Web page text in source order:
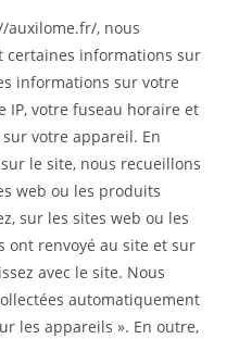
auxilome.fr/, nous
certaines informations sur
informations sur votre
IP, votre fuseau horaire et
votre appareil. En
le site, nous recueillons
web ou les produits
sur les sites web ou les
ont renvoyé au site et sur
avec le site. Nous
automatiquement
les appareils ». En outre,